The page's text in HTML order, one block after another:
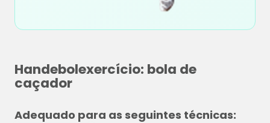
Handebolexercício: bola de
caçador
Adequado para as seguintes técnicas: